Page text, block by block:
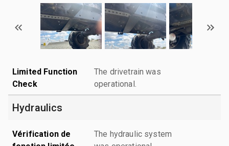
Limited Function
Check
The drivetrain was
operational.
Hydraulics
Vérification de
The hydraulic system